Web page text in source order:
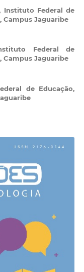
Instituto Federal de
Campus Jaguaribe
Federal de
Campus Jaguaribe
de Educação,